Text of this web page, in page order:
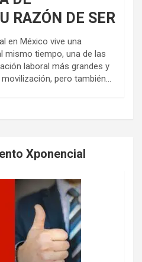
RAZÓN DE SER
en México vive una
mismo tiempo, una de las
laboral más grandes y
pero también...
Xponencial